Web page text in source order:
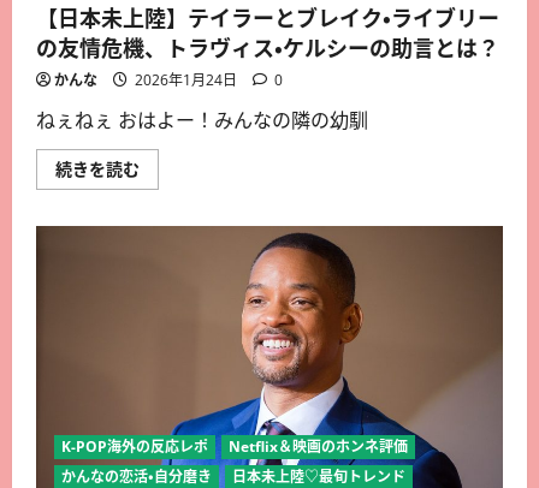
【日本未上陸】テイラーとブレイク・ライブリー
の友情危機、トラヴィス・ケルシーの助言とは？
かんな 2026年1月24日 0
ねぇねぇ おはよー！みんなの隣の幼馴
続きを読む
K-POP海外の反応レポ
Netflix＆映画のホンネ評価
かんなの恋活・自分磨き
日本未上陸♡最旬トレンド